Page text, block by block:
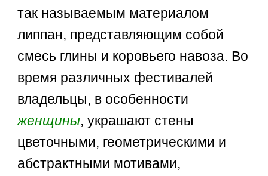
так называемым материалом
липпан, представляющим собой
смесь глины и коровьего навоза. Во
время различных фестивалей
владельцы, в особенности
женщины, украшают стены
цветочными, геометрическими и
абстрактными мотивами,